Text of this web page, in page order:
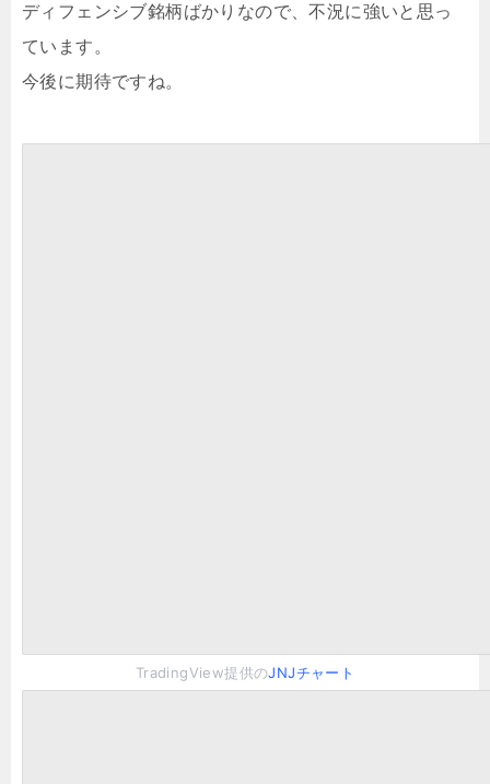
ディフェンシブ銘柄ばかりなので、不況に強いと思っ
ています。
今後に期待ですね。
TradingView提供のJNJチャート